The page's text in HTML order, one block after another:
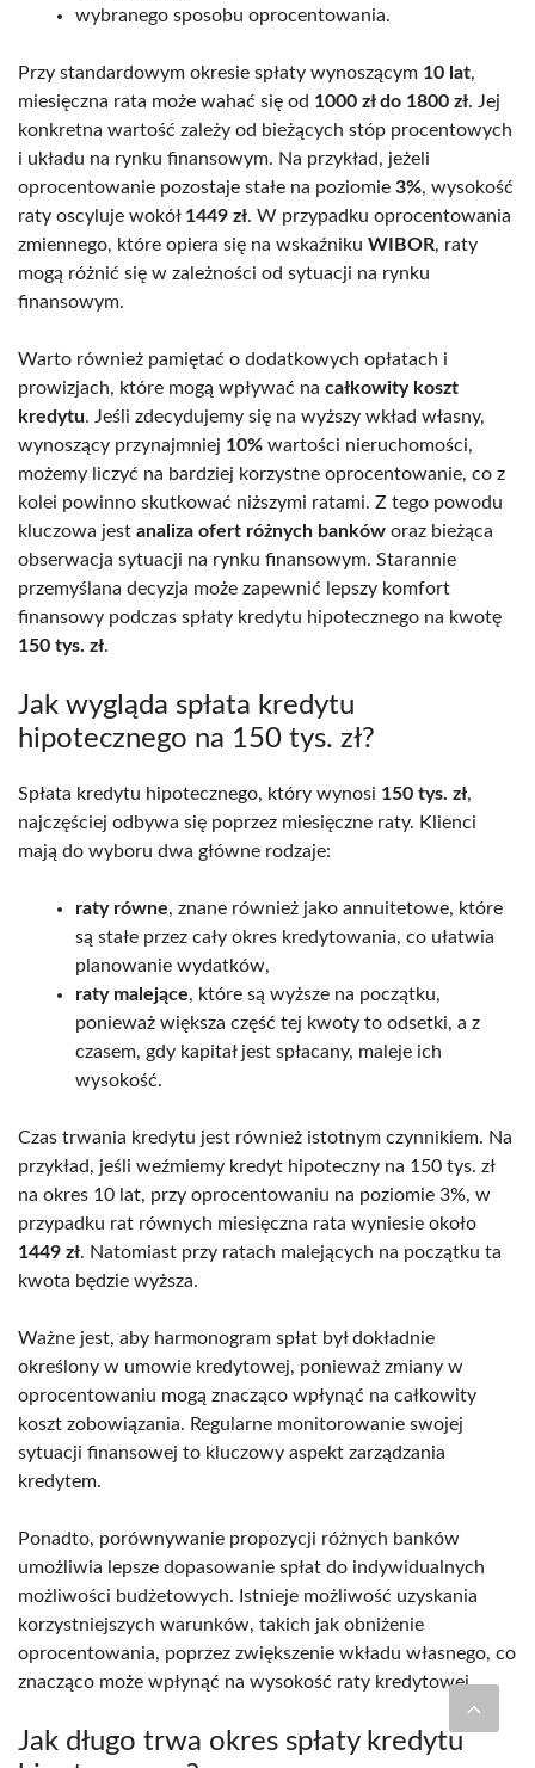
wybranego sposobu oprocentowania.
Przy standardowym okresie spłaty wynoszącym 10 lat,
miesięczna rata może wahać się od 1000 zł do 1800 zł. Jej
konkretna wartość zależy od bieżących stóp procentowych
i układu na rynku finansowym. Na przykład, jeżeli
oprocentowanie pozostaje stałe na poziomie 3%, wysokość
raty oscyluje wokół 1449 zł. W przypadku oprocentowania
zmiennego, które opiera się na wskaźniku WIBOR, raty
mogą różnić się w zależności od sytuacji na rynku
finansowym.
Warto również pamiętać o dodatkowych opłatach i
prowizjach, które mogą wpływać na całkowity koszt
kredytu. Jeśli zdecydujemy się na wyższy wkład własny,
wynoszący przynajmniej 10% wartości nieruchomości,
możemy liczyć na bardziej korzystne oprocentowanie, co z
kolei powinno skutkować niższymi ratami. Z tego powodu
kluczowa jest analiza ofert różnych banków oraz bieżąca
obserwacja sytuacji na rynku finansowym. Starannie
przemyślana decyzja może zapewnić lepszy komfort
finansowy podczas spłaty kredytu hipotecznego na kwotę
150 tys. zł.
Jak wygląda spłata kredytu
hipotecznego na 150 tys. zł?
Spłata kredytu hipotecznego, który wynosi 150 tys. zł,
najczęściej odbywa się poprzez miesięczne raty. Klienci
mają do wyboru dwa główne rodzaje:
raty równe, znane również jako annuitetowe, które
są stałe przez cały okres kredytowania, co ułatwia
planowanie wydatków,
raty malejące, które są wyższe na początku,
ponieważ większa część tej kwoty to odsetki, a z
czasem, gdy kapitał jest spłacany, maleje ich
wysokość.
Czas trwania kredytu jest również istotnym czynnikiem. Na
przykład, jeśli weźmiemy kredyt hipoteczny na 150 tys. zł
na okres 10 lat, przy oprocentowaniu na poziomie 3%, w
przypadku rat równych miesięczna rata wyniesie około
1449 zł. Natomiast przy ratach malejących na początku ta
kwota będzie wyższa.
Ważne jest, aby harmonogram spłat był dokładnie
określony w umowie kredytowej, ponieważ zmiany w
oprocentowaniu mogą znacząco wpłynąć na całkowity
koszt zobowiązania. Regularne monitorowanie swojej
sytuacji finansowej to kluczowy aspekt zarządzania
kredytem.
Ponadto, porównywanie propozycji różnych banków
umożliwia lepsze dopasowanie spłat do indywidualnych
możliwości budżetowych. Istnieje możliwość uzyskania
korzystniejszych warunków, takich jak obniżenie
oprocentowania, poprzez zwiększenie wkładu własnego, co
znacząco może wpłynąć na wysokość raty kredytowej.
Jak długo trwa okres spłaty kredytu